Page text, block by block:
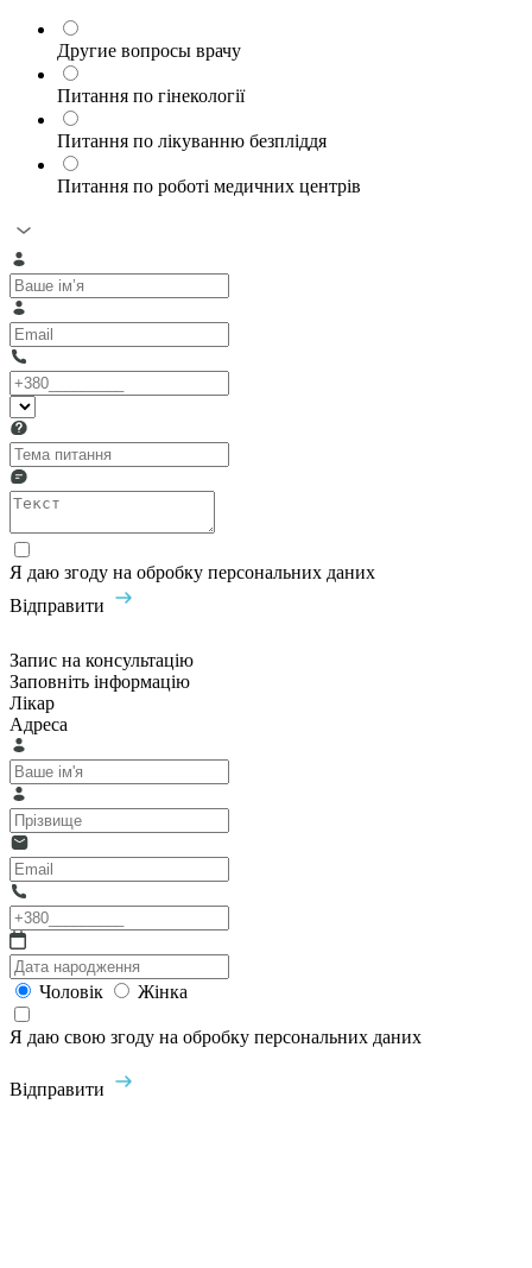
Другие вопросы врачу
Питання по гінекології
Питання по лікуванню безпліддя
Питання по роботі медичних центрів
Я даю згоду на обробку персональних даних
Відправити
Запис на консультацію
Заповніть інформацію
Лікар
Адреса
Чоловік Жінка
Я даю свою згоду на обробку персональних даних
Відправити